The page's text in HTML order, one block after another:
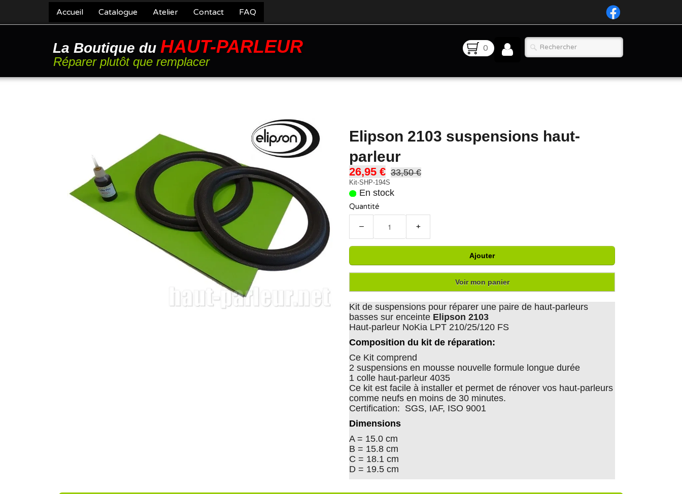
Accueil Catalogue Atelier Contact FAQ
La Boutique du HAUT-PARLEUR
Réparer plutôt que remplacer
0
Elipson 2103 suspensions haut-
parleur
26,95 € 33,50 €
Kit-SHP-194S
En stock
Quantité
− +
Ajouter
Voir mon panier
Kit de suspensions pour réparer une paire de haut-parleurs
basses sur enceinte Elipson 2103
Haut-parleur NoKia LPT 210/25/120 FS
Composition du kit de réparation:
Ce Kit comprend
2 suspensions en mousse nouvelle formule longue durée
1 colle haut-parleur 4035
Ce kit est facile à installer et permet de rénover vos haut-parleurs
comme neufs en moins de 30 minutes.
Certification: SGS, IAF, ISO 9001
Dimensions
A = 15.0 cm
B = 15.8 cm
C = 18.1 cm
D = 19.5 cm